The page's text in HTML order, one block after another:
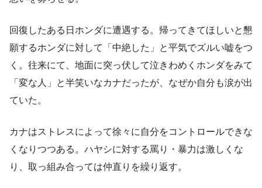
回復したある日ホンダに遭遇する。帰ってきてほしいと懇
願するホンダに対して「中絶した」と平気でズルい嘘をつ
く。往来にて、地面に突っ伏して泣きわめくホンダをみて
「変な人」と半笑いなカナだったが、なぜか自分も涙が出
ていた。
カナはストレスによって徐々に自分をコントロールできな
くなりつつある。ハヤシに対する罵り・暴力は激しくな
り、取っ組み合っては仲直りを繰り返す。